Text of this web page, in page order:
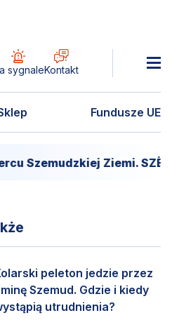
sygnaleKontakt
Fundusze UE
Ziemi.
peleton jedzie przez
Szemud. Gdzie i kiedy
utrudnienia?